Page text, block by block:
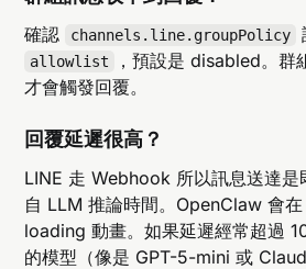
確認 channels.line.groupPolicy
allowlist
，預設是 disabled。
才會觸發回覆。
回覆延遲很高？
LINE 走 Webhook 所以訊息送達是
自 LLM 推論時間。OpenClaw 會
loading 動畫。如果延遲經常超過
的模型（像是 GPT-5-mini 或